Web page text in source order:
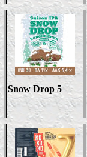
Snow Drop 5